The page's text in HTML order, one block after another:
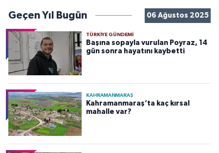
Geçen Yıl Bugün 06 Ağustos 2025
TÜRKIYE GÜNDEMI
Başına sopayla vurulan Poyraz, 14
gün sonra hayatını kaybetti
KAHRAMANMARAŞ
Kahramanmaraş’ta kaç kırsal
mahalle var?